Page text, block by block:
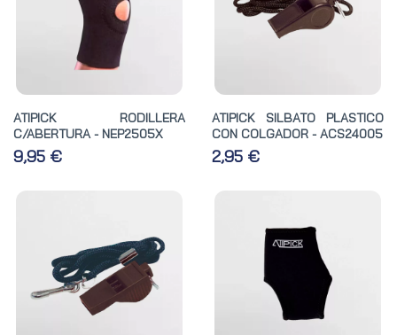
ATIPICK RODILLERA
C/ABERTURA - NEP2505X
9,95 €
ATIPICK SILBATO PLASTICO
CON COLGADOR - ACS24005
2,95 €